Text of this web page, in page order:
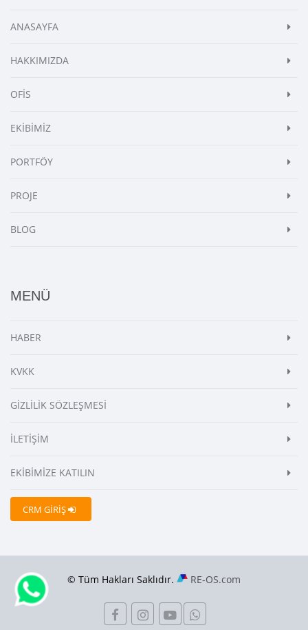
ANASAYFA
HAKKIMIZDA
OFİS
EKİBİMİZ
PORTFÖY
PROJE
BLOG
MENÜ
HABER
KVKK
GİZLİLİK SÖZLEŞMESİ
İLETİŞİM
EKİBİMİZE KATILIN
CRM GİRİŞ
© Tüm Hakları Saklıdır. RE-OS.com